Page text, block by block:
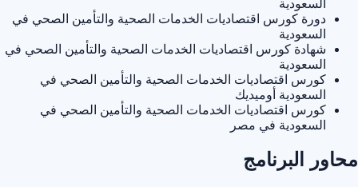
السعودية
دورة كورس اقتصاديات الخدمات الصحية والتأمين الصحي في
السعودية
شهادة كورس اقتصاديات الخدمات الصحية والتأمين الصحي في
السعودية
كورس اقتصاديات الخدمات الصحية والتأمين الصحي في
السعودية أوميديك
كورس اقتصاديات الخدمات الصحية والتأمين الصحي في
السعودية في مصر
محاور البرنامج